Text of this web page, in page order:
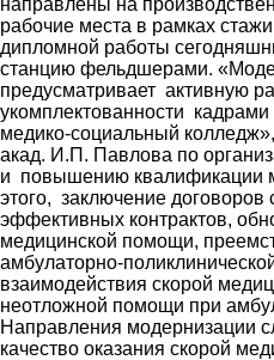
рабочие места в рамках
дипломной работы
станцию фельдшерами.
предусматривает активную
укомплектованности
медико-социальный
акад. И.П. Павлова по
и повышению квалификации
этого, заключение
эффективных контрактов,
медицинской помощи,
амбулаторно-
взаимодействия скорой
неотложной помощи при
Направления модернизации
качество оказания скорой